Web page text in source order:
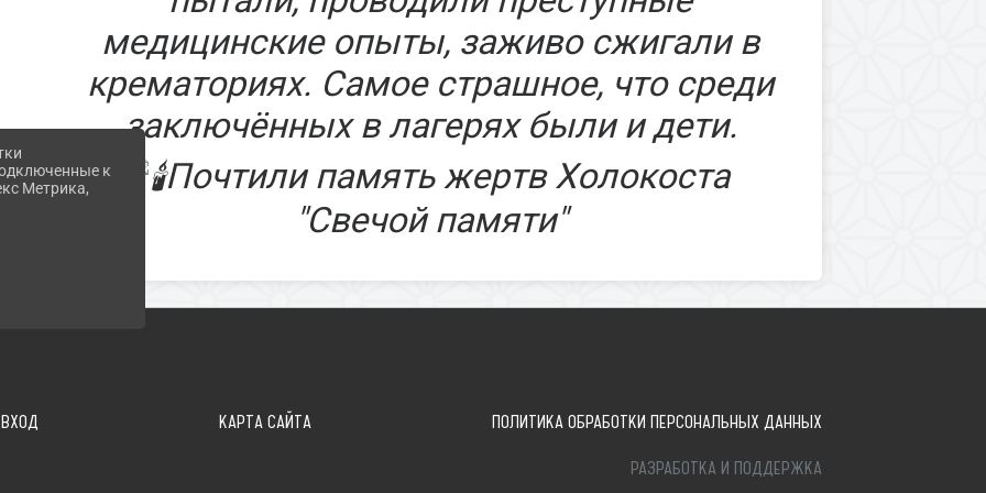
медицинские опыты, заживо сжигали в
крематориях. Самое страшное, что среди
заключённых в лагерях были и дети.
Почтили память жертв Холокоста
"Свечой памяти"
ВХОД КАРТА САЙТА ПОЛИТИКА ОБРАБОТКИ ПЕРСОНАЛЬНЫХ ДАННЫХ
РАЗРАБОТКА И ПОДДЕРЖКА
к
Метрика,